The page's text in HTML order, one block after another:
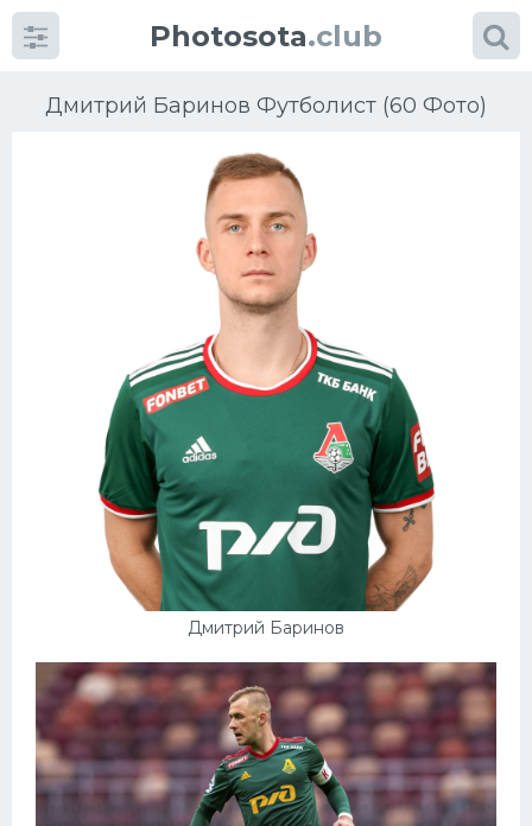
Photosota.club
Дмитрий Баринов Футболист (60 Фото)
Дмитрий Баринов
Фото
Еще картинки...
Баскетбол
Велогонки
Конькобежный спорт
Интерьер квартиры